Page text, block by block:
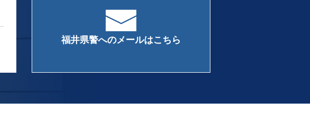
福井県警へのメールはこちら